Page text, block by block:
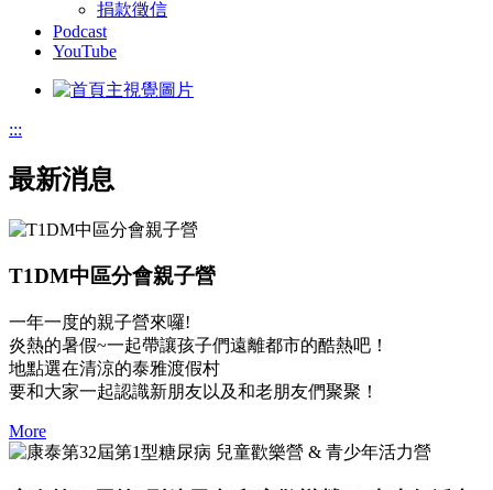
捐款徵信
Podcast
YouTube
:::
最新消息
T1DM中區分會親子營
一年一度的親子營來囉!
炎熱的暑假~一起帶讓孩子們遠離都市的酷熱吧！
地點選在清涼的泰雅渡假村
要和大家一起認識新朋友以及和老朋友們聚聚！
More